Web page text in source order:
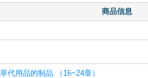
商品信息
代用品的制品 （16~24章）